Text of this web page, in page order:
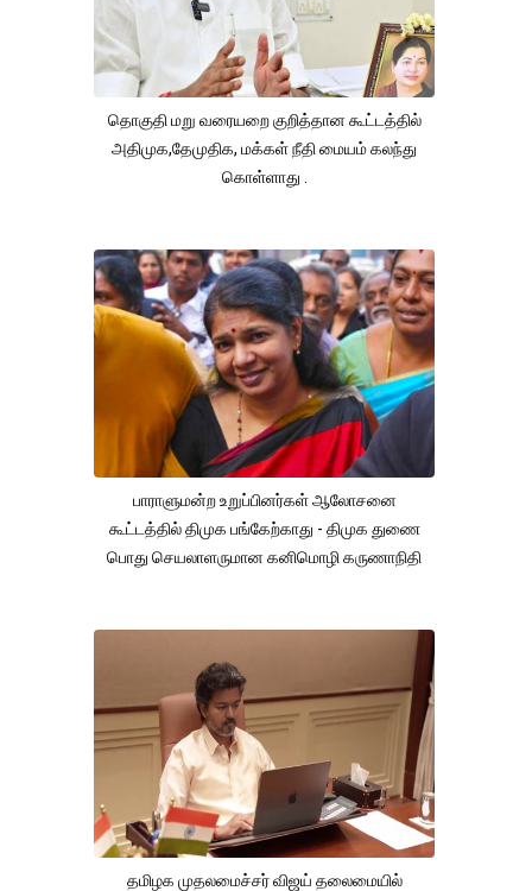
தொகுதி மறு வரையறை குறித்தான கூட்டத்தில்
அதிமுக,தேமுதிக, மக்கள் நீதி மையம் கலந்து
கொள்ளாது .
பாராளுமன்ற உறுப்பினர்கள் ஆலோசனை
கூட்டத்தில் திமுக பங்கேற்காது - திமுக துணை
பொது செயலாளருமான கனிமொழி கருணாநிதி
தமிழக முதலமைச்சர் விஜய் தலைமையில்